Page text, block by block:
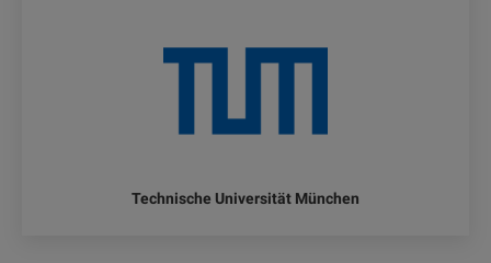
Technische Universität München